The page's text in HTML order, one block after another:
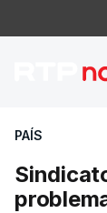
PAÍS